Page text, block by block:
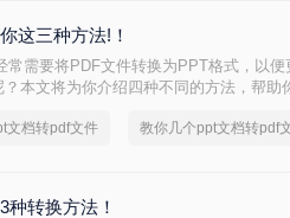
这三种方法!！
常需要将PDF文件转换为PPT格式，以便
本文将为你介绍四种不同的方法，帮助
文档转pdf文件
种转换方法！